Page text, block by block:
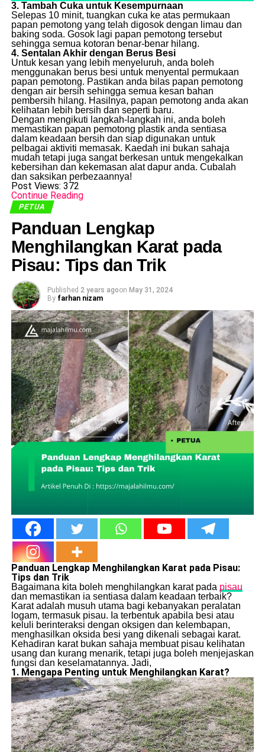
3. Tambah Cuka untuk Kesempurnaan
Selepas 10 minit, tuangkan cuka ke atas permukaan
papan pemotong yang telah digosok dengan limau dan
baking soda. Gosok lagi papan pemotong tersebut
sehingga semua kotoran benar-benar hilang.
4. Sentalan Akhir dengan Berus Besi
Untuk kesan yang lebih menyeluruh, anda boleh
menggunakan berus besi untuk menyental permukaan
papan pemotong. Pastikan anda bilas papan pemotong
dengan air bersih sehingga semua kesan bahan
pembersih hilang. Hasilnya, papan pemotong anda akan
kelihatan lebih bersih dan seperti baru.
Dengan mengikuti langkah-langkah ini, anda boleh
memastikan papan pemotong plastik anda sentiasa
dalam keadaan bersih dan siap digunakan untuk
pelbagai aktiviti memasak. Kaedah ini bukan sahaja
mudah tetapi juga sangat berkesan untuk mengekalkan
kebersihan dan kekemasan alat dapur anda. Cubalah
dan saksikan perbezaannya!
Post Views: 372
Continue Reading
PETUA
Panduan Lengkap
Menghilangkan Karat pada
Pisau: Tips dan Trik
Published 2 years agoon May 31, 2024
By farhan nizam
Panduan Lengkap Menghilangkan Karat pada Pisau:
Tips dan Trik
Bagaimana kita boleh menghilangkan karat pada pisau
dan memastikan ia sentiasa dalam keadaan terbaik?
Karat adalah musuh utama bagi kebanyakan peralatan
logam, termasuk pisau. Ia terbentuk apabila besi atau
keluli berinteraksi dengan oksigen dan kelembapan,
menghasilkan oksida besi yang dikenali sebagai karat.
Kehadiran karat bukan sahaja membuat pisau kelihatan
usang dan kurang menarik, tetapi juga boleh menjejaskan
fungsi dan keselamatannya. Jadi,
1. Mengapa Penting untuk Menghilangkan Karat?